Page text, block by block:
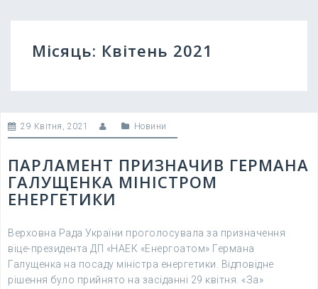
Місяць: Квітень 2021
29 Квітня, 2021 Новини
ПАРЛАМЕНТ ПРИЗНАЧИВ ГЕРМАНА
ГАЛУЩЕНКА МІНІСТРОМ
ЕНЕРГЕТИКИ
Верховна Рада України проголосувала за призначення
віце-президента ДП «НАЕК «Енергоатом» Германа
Галущенка на посаду міністра енергетики. Відповідне
рішення було прийнято на засіданні 29 квітня. «За»